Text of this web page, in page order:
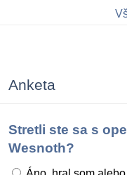
Anketa
Stretli ste sa s
Wesnoth?